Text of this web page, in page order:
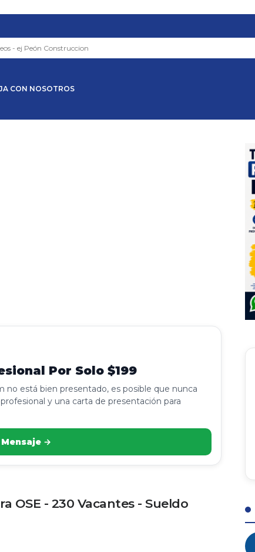
CON NOSOTROS
Por Solo $199
no está bien presentado, es posible que nunca
y una carta de presentación para
→
OSE - 230 Vacantes - Sueldo